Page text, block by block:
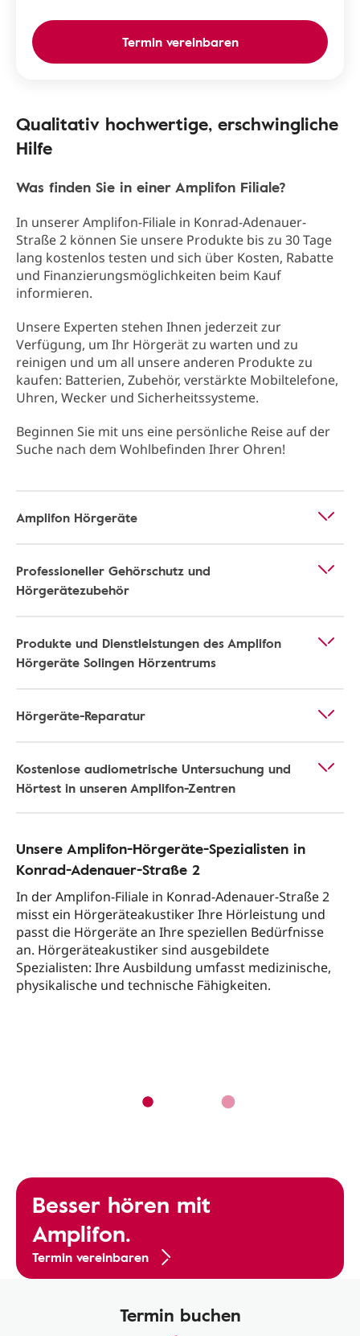
Termin vereinbaren
Qualitativ hochwertige, erschwingliche
Hilfe
Was finden Sie in einer Amplifon Filiale?
In unserer Amplifon-Filiale in Konrad-Adenauer-
Straße 2 können Sie unsere Produkte bis zu 30 Tage
lang kostenlos testen und sich über Kosten, Rabatte
und Finanzierungsmöglichkeiten beim Kauf
informieren.
Unsere Experten stehen Ihnen jederzeit zur
Verfügung, um Ihr Hörgerät zu warten und zu
reinigen und um all unsere anderen Produkte zu
kaufen: Batterien, Zubehör, verstärkte Mobiltelefone,
Uhren, Wecker und Sicherheitssysteme.
Beginnen Sie mit uns eine persönliche Reise auf der
Suche nach dem Wohlbefinden Ihrer Ohren!
Amplifon Hörgeräte
Professioneller Gehörschutz und
Hörgerätezubehör
Produkte und Dienstleistungen des Amplifon
Hörgeräte Solingen Hörzentrums
Hörgeräte-Reparatur
Kostenlose audiometrische Untersuchung und
Hörtest in unseren Amplifon-Zentren
Unsere Amplifon-Hörgeräte-Spezialisten in
Konrad-Adenauer-Straße 2
In der Amplifon-Filiale in Konrad-Adenauer-Straße 2
misst ein Hörgeräteakustiker Ihre Hörleistung und
passt die Hörgeräte an Ihre speziellen Bedürfnisse
an. Hörgeräteakustiker sind ausgebildete
Spezialisten: Ihre Ausbildung umfasst medizinische,
physikalische und technische Fähigkeiten.
Besser hören mit
Amplifon.
Termin vereinbaren
Termin buchen